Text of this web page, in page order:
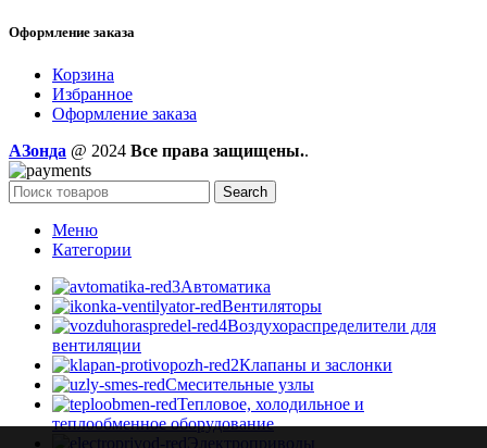
Оформление заказа
Корзина
Избранное
Оформление заказа
AЗонда @ 2024 Все права защищены..
Search
Меню
Категории
Автоматика
Вентиляторы
Воздухораспределители для
вентиляции
Клапаны и заслонки
Смесительные узлы
Тепловое, холодильное и
теплообменное оборудование
Электроприводы